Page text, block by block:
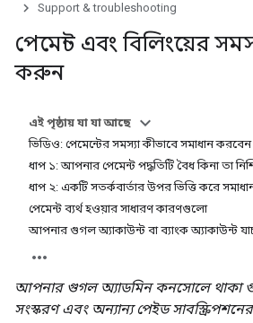
Support & troubleshooting
পেমেন্ট এবং বিলিংয়ের
করুন
এই পৃষ্ঠায় যা যা আছে
ভিডিও: পেমেন্টের সমস্যা কীভাবে সমাধান করবেন
ধাপ ১: আপনার পেমেন্ট পদ্ধতিটি বৈধ কিনা তা
ধাপ ২: একটি সতর্কবার্তার উপর ভিত্তি করে
পেমেন্ট ব্যর্থ হওয়ার সাধারণ কারণগুলো
আপনার গুগল অ্যাকাউন্ট বা ব্যাংক অ্যাকাউন্ট
আপনার গুগল অ্যাডমিন কনসোলে থাকা
সংস্করণ এবং অন্যান্য পেইড সাবস্ক্রিপশনের